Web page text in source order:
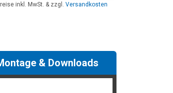
inkl. MwSt. & zzgl. Versandkosten
& Downloads